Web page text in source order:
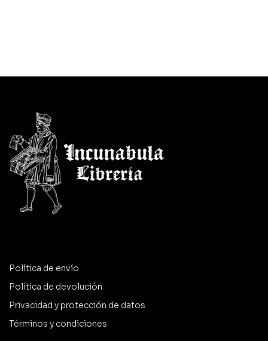
Política de envío
Política de devolución
Privacidad y protección de datos
Términos y condiciones